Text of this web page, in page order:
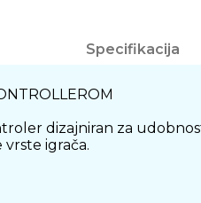
Specifikacija
dizajniran za
igrača.